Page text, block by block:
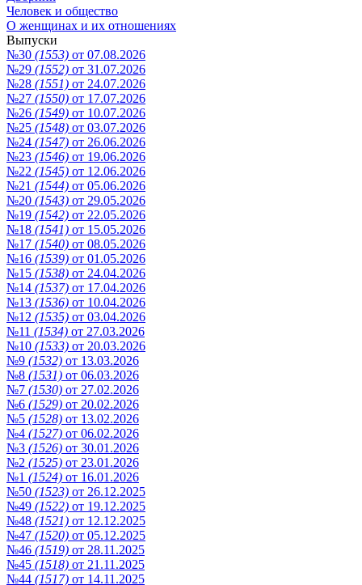
Человек и общество
О женщинах и их отношениях
Выпуски
№30 (1553) от 07.08.2026
№29 (1552) от 31.07.2026
№28 (1551) от 24.07.2026
№27 (1550) от 17.07.2026
№26 (1549) от 10.07.2026
№25 (1548) от 03.07.2026
№24 (1547) от 26.06.2026
№23 (1546) от 19.06.2026
№22 (1545) от 12.06.2026
№21 (1544) от 05.06.2026
№20 (1543) от 29.05.2026
№19 (1542) от 22.05.2026
№18 (1541) от 15.05.2026
№17 (1540) от 08.05.2026
№16 (1539) от 01.05.2026
№15 (1538) от 24.04.2026
№14 (1537) от 17.04.2026
№13 (1536) от 10.04.2026
№12 (1535) от 03.04.2026
№11 (1534) от 27.03.2026
№10 (1533) от 20.03.2026
№9 (1532) от 13.03.2026
№8 (1531) от 06.03.2026
№7 (1530) от 27.02.2026
№6 (1529) от 20.02.2026
№5 (1528) от 13.02.2026
№4 (1527) от 06.02.2026
№3 (1526) от 30.01.2026
№2 (1525) от 23.01.2026
№1 (1524) от 16.01.2026
№50 (1523) от 26.12.2025
№49 (1522) от 19.12.2025
№48 (1521) от 12.12.2025
№47 (1520) от 05.12.2025
№46 (1519) от 28.11.2025
№45 (1518) от 21.11.2025
№44 (1517) от 14.11.2025